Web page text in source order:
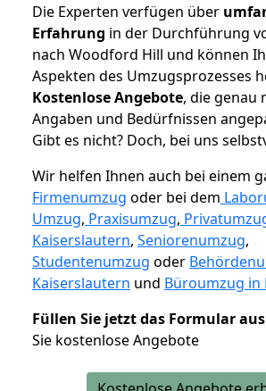
Die Experten verfügen über
Erfahrung in der Durchführung
nach Woodford Hill und können
Aspekten des Umzugsprozesses
Kostenlose Angebote, die genau
Angaben und Bedürfnissen
Gibt es nicht? Doch, bei uns
Wir helfen Ihnen auch bei einem
Firmenumzug oder bei dem
Umzug, Praxisumzug,
Kaiserslautern, Seniorenumzug,
Studentenumzug oder
Kaiserslautern und Büroumzug in
Füllen Sie jetzt das Formular aus
Sie kostenlose Angebote